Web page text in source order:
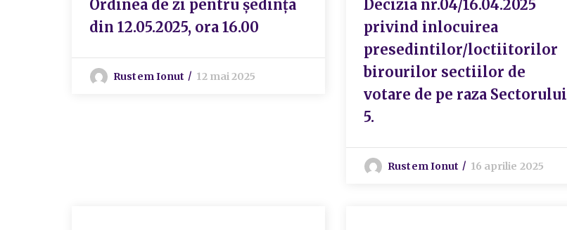
Ordinea de zi pentru ședința
din 12.05.2025, ora 16.00
Rustem Ionut 12 mai 2025
Decizia nr.04/16.04.2025
privind inlocuirea
presedintilor/loctiitorilor
birourilor sectiilor de
votare de pe raza Sectorului
5.
Rustem Ionut 16 aprilie 2025